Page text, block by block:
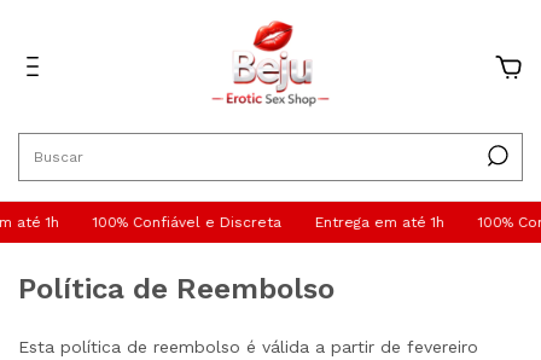
até 1h 100% Confiável e Discreta Entrega em até 1h 100%
Política de Reembolso
Esta política de reembolso é válida a partir de fevereiro